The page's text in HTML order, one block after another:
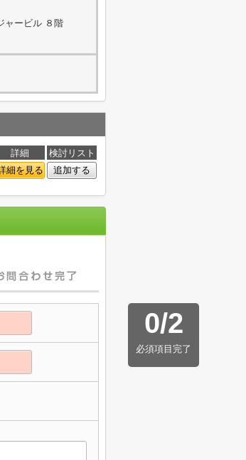
ャービル ８階
詳細
検討リスト
細を見る 追加する
0/2
必須項目完了